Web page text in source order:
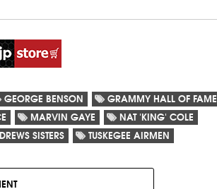
GEORGE BENSON
GRAMMY HALL OF FAME
MARVIN GAYE
NAT 'KING' COLE
SISTERS TUSKEGEE AIRMEN